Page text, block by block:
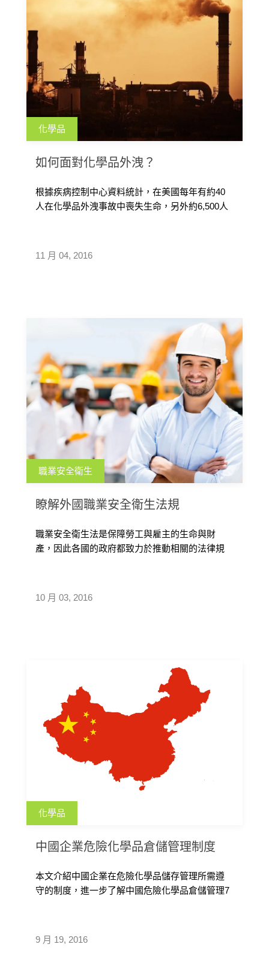
化學品
如何面對化學品外洩？
11 月 04, 2016
根據疾病控制中心資料統計，在美國每年有約40
人在化學品外洩事故中喪失生命，另外約6,500人
職業安全衛生
瞭解外國職業安全衛生法規
10 月 03, 2016
職業安全衛生法是保障勞工與雇主的生命與財
產，因此各國的政府都致力於推動相關的法律規
化學品
中國企業危險化學品倉儲管理制度
9 月 19, 2016
本文介紹中國企業在危險化學品儲存管理所需遵
守的制度，進一步了解中國危險化學品倉儲管理7